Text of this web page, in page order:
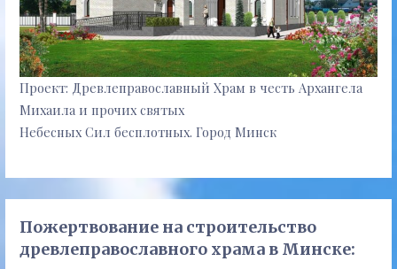
Проект: Древлеправославный Храм в честь Архангела
Михаила и прочих святых
Небесных Сил бесплотных. Город Минск
Пожертвование на строительство
древлеправославного храма в Минске: